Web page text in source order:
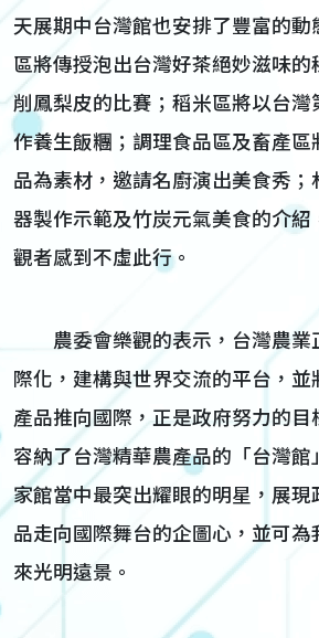
天展期中台灣館也安排了豐富的動
區將傳授泡出台灣好茶絕妙滋味的
削鳳梨皮的比賽；稻米區將以台灣
作養生飯糰；調理食品區及畜產區
品為素材，邀請名廚演出美食秀；
器製作示範及竹炭元氣美食的介紹
觀者感到不虛此行。
農委會樂觀的表示，台灣農業
際化，建構與世界交流的平台，並
產品推向國際，正是政府努力的目
容納了台灣精華農產品的「台灣館
家館當中最突出耀眼的明星，展現
品走向國際舞台的企圖心，並可為
來光明遠景。